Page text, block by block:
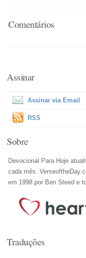
Comentários
Assinar
Assinar via Email
RSS
Sobre
Devocional Para Hoje
cada mês.
em 1998 por Ben Steed e
Traduções